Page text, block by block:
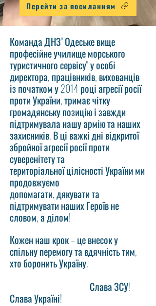
Перейти за посиланням
Команда ДНЗ" Одеське вище
професійне училище морського
туристичного сервісу" у особі
директора, працівників, вихованців
із початком у 2014 році агресії росії
проти України, тримає чітку
громадянську позицію і завжди
підтримувала нашу армію та наших
захисників. В ці важкі дні відкритої
збройної агресії росії проти
суверенітету та
територіальної цілісності України ми
продовжуємо
допомагати, дякувати та
підтримувати наших Героїв не
словом, а ділом!
Кожен наш крок – це внесок у
спільну перемогу та вдячність тим,
хто боронить Україну.
Слава ЗСУ!
Слава Україні!